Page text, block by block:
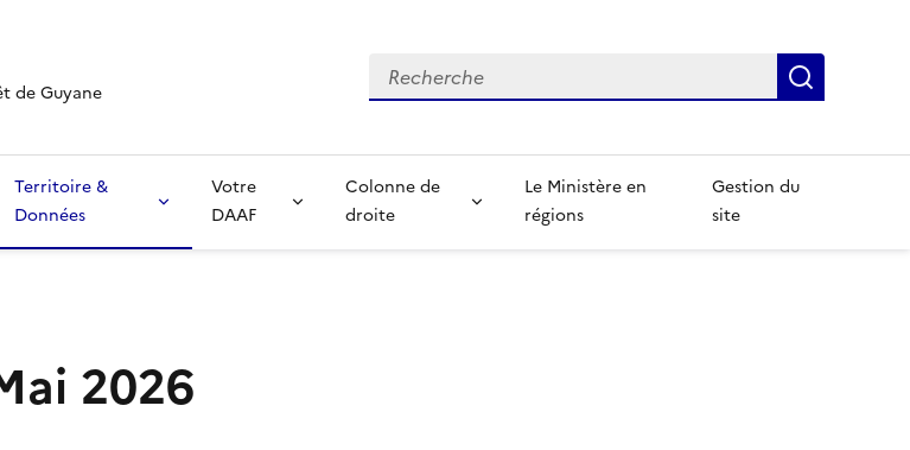
de Guyane
Recherche
Territoire &
Données
Votre
DAAF
Colonne de
droite
Le Ministère en
régions
Gestion du
site
2026